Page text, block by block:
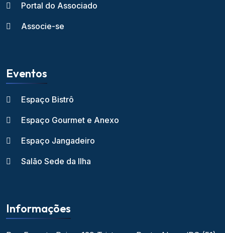
Portal do Associado
Associe-se
Eventos
Espaço Bistrô
Espaço Gourmet e Anexo
Espaço Jangadeiro
Salão Sede da Ilha
Informações